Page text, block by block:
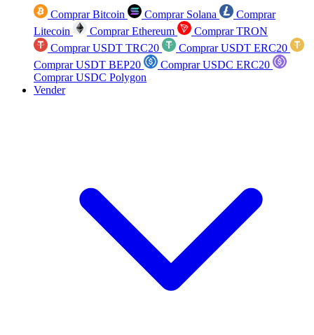
Comprar Bitcoin Comprar Solana
Comprar
Litecoin
Comprar Ethereum
Comprar TRON
Comprar USDT TRC20
Comprar USDT ERC20
Comprar USDT BEP20
Comprar USDC ERC20
Comprar USDC Polygon
Vender